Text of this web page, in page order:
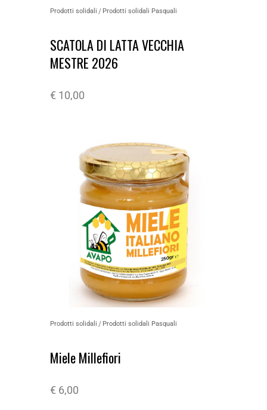
Prodotti solidali Prodotti solidali Pasquali
SCATOLA DI LATTA VECCHIA
MESTRE 2026
€ 10,00
Prodotti solidali Prodotti solidali Pasquali
Miele Millefiori
€ 6,00